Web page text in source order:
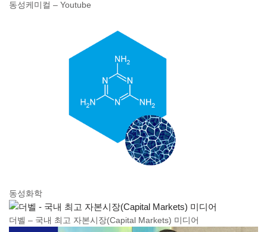
동성케미컬 – Youtube
동성화학
더벨 – 국내 최고 자본시장(Capital Markets) 미디어